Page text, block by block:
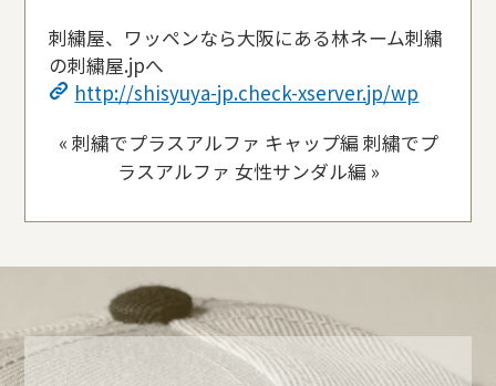
刺繍屋、ワッペンなら大阪にある林ネーム刺繍
の刺繍屋.jpへ
http://shisyuya-jp.check-xserver.jp/wp
« 刺繍でプラスアルファ キャップ編 刺繍でプ
ラスアルファ 女性サンダル編 »